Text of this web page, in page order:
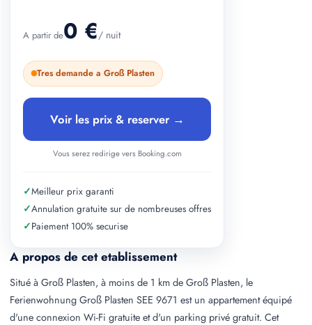
A propos de cet etablissement
Situé à Groß Plasten, à moins de 1 km de Groß Plasten, le
Ferienwohnung Groß Plasten SEE 9671 est un appartement équipé
d'une connexion Wi-Fi gratuite et d'un parking privé gratuit. Cet
A partir de0 €/ nuit
Tres demande a Groß Plasten
Voir les prix & reserver →
Vous serez redirige vers Booking.com
✓Meilleur prix garanti
✓Annulation gratuite sur de nombreuses offres
✓Paiement 100% securise